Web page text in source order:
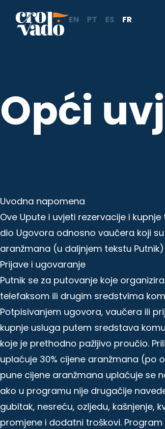
contenu
EN PT ES FR
Opći
Uvodna napomena
Ove Upute i uvjeti rezervacije i
dio Ugovora odnosno vaučera koji
aranžmana (u daljnjem tekstu
Prijave i ugovaranje
Putnik se za putovanje koje
telefaksom ili drugim sredstvima
Potpisivanjem ugovora, vaučera ili
kupnje usluga putem sredstava
koje je prethodno pažljivo proučio.
uplaćuje 30% cijene aranžmana (po
pune cijene aranžmana uplaćuje se
ako u programu nije drugačije
gubitak, nesreću, ozljedu, kašnjenje,
promjene i dodatni troškovi.